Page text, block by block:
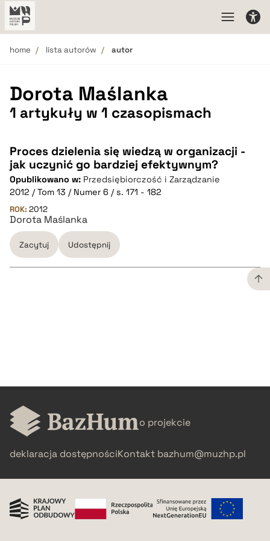
home lista autorów autor
Dorota Maślanka
1 artykuły w 1 czasopismach
Proces dzielenia się wiedzą w organizacji -
jak uczynić go bardziej efektywnym?
Opublikowano w: Przedsiębiorczość i Zarządzanie
2012 / Tom 13 / Numer 6 / s. 171 - 182
ROK: 2012
Dorota Maślanka
Zacytuj Udostępnij
pobierz cytat
o projekcie
deklaracja dostępnościKontakt bazhum@muzhp.pl